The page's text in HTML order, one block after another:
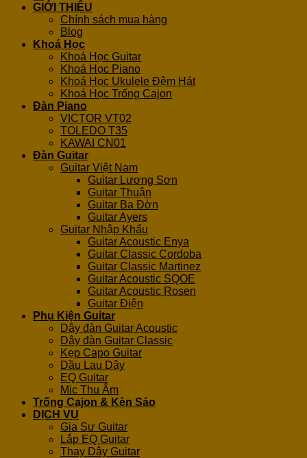
GIỚI THIỆU
Chính sách mua hàng
Blog
Khoá Học
Khoá Học Guitar
Khoá Học Piano
Khoá Học Ukulele Đệm Hát
Khoá Học Trống Cajon
Đàn Piano
VICTOR VT02
TOLEDO T35
KAWAI CN01
Đàn Guitar
Guitar Việt Nam
Guitar Lương Sơn
Guitar Thuận
Guitar Ba Đờn
Guitar Ayers
Guitar Nhập Khẩu
Guitar Acoustic Enya
Guitar Classic Cordoba
Guitar Classic Martinez
Guitar Acoustic SQOE
Guitar Acoustic Rosen
Guitar Điện
Phụ Kiện Guitar
Dây đàn Guitar Acoustic
Dây đàn Guitar Classic
Kẹp Capo Guitar
Dầu Lau Dây
EQ Guitar
Mic Thu Âm
Trống Cajon & Kèn Sáo
DỊCH VỤ
Gia Sư Guitar
Lắp EQ Guitar
Thay Dây Guitar